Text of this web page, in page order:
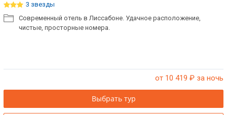
3 звезды
Современный отель в Лиссабоне. Удачное расположение,
чистые, просторные номера.
от 10 419 ₽ за ночь
Выбрать тур